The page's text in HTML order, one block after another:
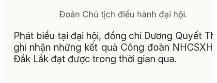
Đoàn Chủ tịch điều hành đại hội.
Phát biểu tại đại hội, đồng chí Dương Quyết
ghi nhận những kết quả Công đoàn NHCSXH
Đắk Lắk đạt được trong thời gian qua.